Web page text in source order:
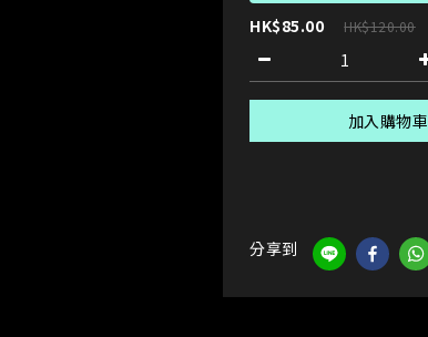
HK$120.00
HK$85.00
加入購物車
分享到